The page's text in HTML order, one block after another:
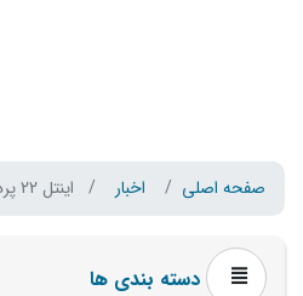
صفحه اصلی اخبار اینتل 22 پردازنده مقرون
دسته بندی ها